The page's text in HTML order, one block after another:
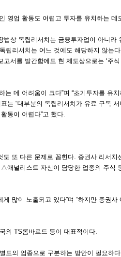
영업 활동도 어렵고 투자를 유치하는 데
상 독립리서치는 금융투자업이 아니라
립리서치는 어느 것에도 해당하지 않는
서를 발간함에도 현 제도상으로는 ‘주
데 어려움이 크다”며 “초기투자를 유
는 “대부분의 독립리서치가 유료 구독
동이 어렵다”고 했다.
또 다른 문제로 꼽힌다. 증권사 리서치
널리스트 자신이 담당한 업종의 주식
많이 노출되고 있다”며 “하지만 증권사
의 TS롬바르드 등이 대표적이다.
도의 업종으로 구분하는 방안이 필요하